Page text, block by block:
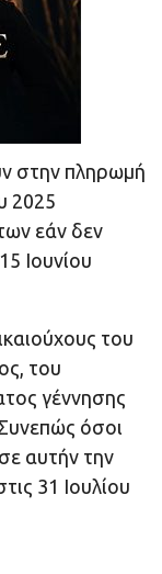
στην πληρωμή
2025
εάν δεν
Ιουνίου
του
του
γέννησης
όσοι
αυτήν την
31 Ιουλίου